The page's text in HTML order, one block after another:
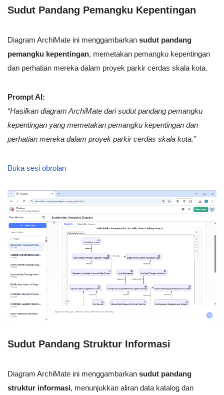
Sudut Pandang Pemangku Kepentingan
Diagram ArchiMate ini menggambarkan sudut pandang
pemangku kepentingan, memetakan pemangku kepentingan
dan perhatian mereka dalam proyek parkir cerdas skala kota.
Prompt AI:
“Hasilkan diagram ArchiMate dari sudut pandang pemangku
kepentingan yang memetakan pemangku kepentingan dan
perhatian mereka dalam proyek parkir cerdas skala kota.”
Buka sesi obrolan
Sudut Pandang Struktur Informasi
Diagram ArchiMate ini menggambarkan sudut pandang
struktur informasi, menunjukkan aliran data katalog dan